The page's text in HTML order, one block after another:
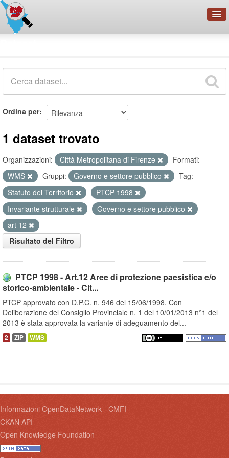
Organizzazioni
Ordina per
1 dataset trovato
Organizzazioni: Città Metropolitana di Firenze
Formati:
WMS
Gruppi: Governo e settore pubblico
Tag:
Statuto del Territorio
PTCP 1998
Invariante strutturale
Governo e settore pubblico
art 12
Risultato del Filtro
PTCP 1998 - Art.12 Aree di protezione paesistica e/o
storico-ambientale - Cit...
PTCP approvato con D.P.C. n. 946 del 15/06/1998. Con
Deliberazione del Consiglio Provinciale n. 1 del 10/01/2013 n°1 del
2013 è stata approvata la variante di adeguamento del...
2 ZIP WMS
Informazioni OpenDataNetwork - CMFI
CKAN API
Open Knowledge Foundation